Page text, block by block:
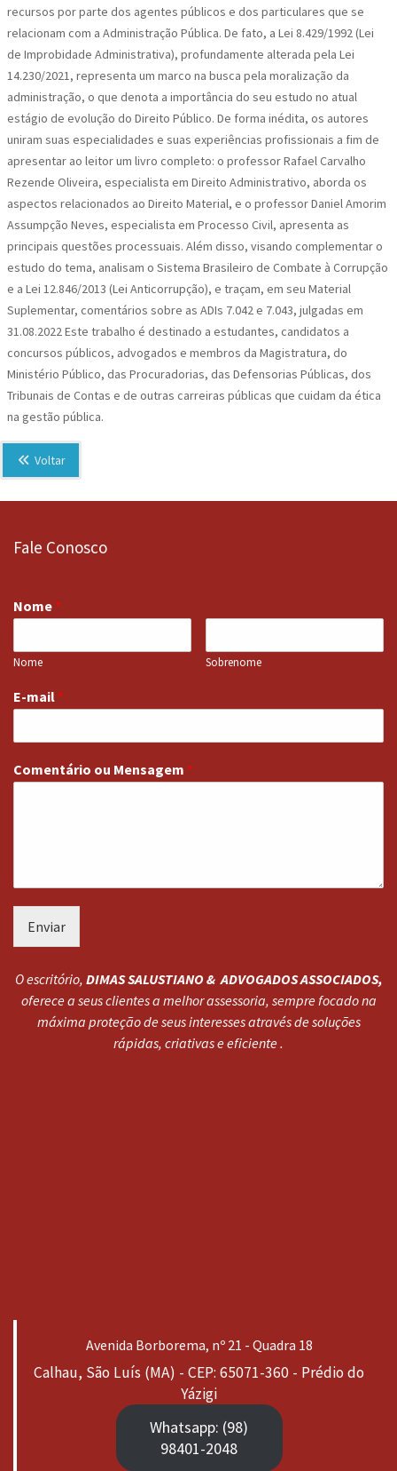
recursos por parte dos agentes públicos e dos particulares que se
relacionam com a Administração Pública. De fato, a Lei 8.429/1992 (Lei
de Improbidade Administrativa), profundamente alterada pela Lei
14.230/2021, representa um marco na busca pela moralização da
administração, o que denota a importância do seu estudo no atual
estágio de evolução do Direito Público. De forma inédita, os autores
uniram suas especialidades e suas experiências profissionais a fim de
apresentar ao leitor um livro completo: o professor Rafael Carvalho
Rezende Oliveira, especialista em Direito Administrativo, aborda os
aspectos relacionados ao Direito Material, e o professor Daniel Amorim
Assumpção Neves, especialista em Processo Civil, apresenta as
principais questões processuais. Além disso, visando complementar o
estudo do tema, analisam o Sistema Brasileiro de Combate à Corrupção
e a Lei 12.846/2013 (Lei Anticorrupção), e traçam, em seu Material
Suplementar, comentários sobre as ADIs 7.042 e 7.043, julgadas em
31.08.2022 Este trabalho é destinado a estudantes, candidatos a
concursos públicos, advogados e membros da Magistratura, do
Ministério Público, das Procuradorias, das Defensorias Públicas, dos
Tribunais de Contas e de outras carreiras públicas que cuidam da ética
na gestão pública.
Voltar
Fale Conosco
Nome *
Nome Sobrenome
E-mail *
Comentário ou Mensagem *
Enviar
O escritório, DIMAS SALUSTIANO & ADVOGADOS ASSOCIADOS,
oferece a seus clientes a melhor assessoria, sempre focado na
máxima proteção de seus interesses através de soluções
rápidas, criativas e eficiente .
Avenida Borborema, nº 21 - Quadra 18
Calhau, São Luís (MA) - CEP: 65071-360 - Prédio do
Yázigi
Whatsapp: (98)
98401-2048